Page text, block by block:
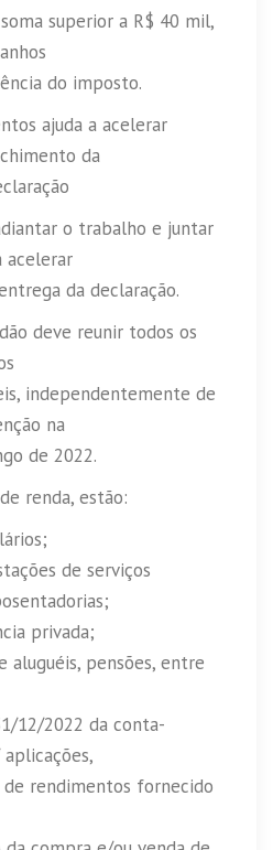
superior a R$ 40 mil,
do imposto.
ajuda a acelerar
da
o trabalho e juntar
acelerar
da declaração.
deve reunir todos os
independentemente de
na
de 2022.
renda, estão:
de serviços
privada;
aluguéis, pensões, entre
12/2022 da conta-
rendimentos fornecido